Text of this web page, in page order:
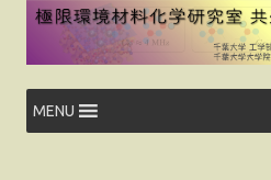
コ
ン
ツ
キ
ッ
MENU